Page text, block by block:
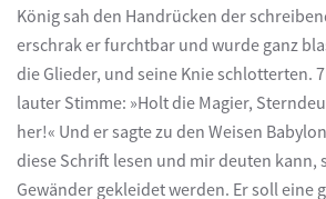
König sah den Handrücken der
erschrak er furchtbar und wurde ganz
die Glieder, und seine Knie schlotterten.
lauter Stimme: »Holt die Magier,
her!« Und er sagte zu den Weisen
diese Schrift lesen und mir deuten
Gewänder gekleidet werden. Er soll eine